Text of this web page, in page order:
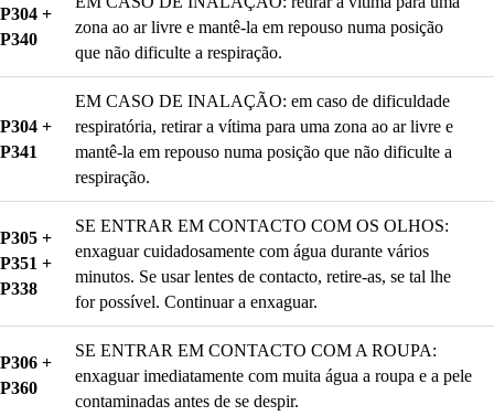
P304 +
P340
zona ao ar livre e mantê-la em repouso numa posição
que não dificulte a respiração.
P304 +
P341
EM CASO DE INALAÇÃO: em caso de dificuldade
respiratória, retirar a vítima para uma zona ao ar livre e
mantê-la em repouso numa posição que não dificulte a
respiração.
P305 +
P351 +
P338
SE ENTRAR EM CONTACTO COM OS OLHOS:
enxaguar cuidadosamente com água durante vários
minutos. Se usar lentes de contacto, retire-as, se tal lhe
for possível. Continuar a enxaguar.
P306 +
P360
SE ENTRAR EM CONTACTO COM A ROUPA:
enxaguar imediatamente com muita água a roupa e a pele
contaminadas antes de se despir.